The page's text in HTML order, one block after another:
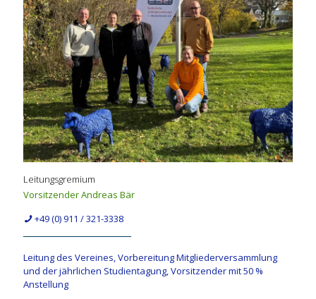
Leitungsgremium
Vorsitzender Andreas Bär
+49 (0) 911 / 321-3338
Leitung des Vereines, Vorbereitung Mitgliederversammlung
und der jährlichen Studientagung, Vorsitzender mit 50 %
Anstellung